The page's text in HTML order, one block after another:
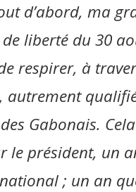
d’abord, ma
liberté du 30
respirer, à
autrement
Gabonais.
le président, un
; un an